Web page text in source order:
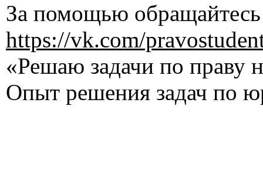
За помощью
https://vk.com/
«Решаю задачи по праву
Опыт решения задач по